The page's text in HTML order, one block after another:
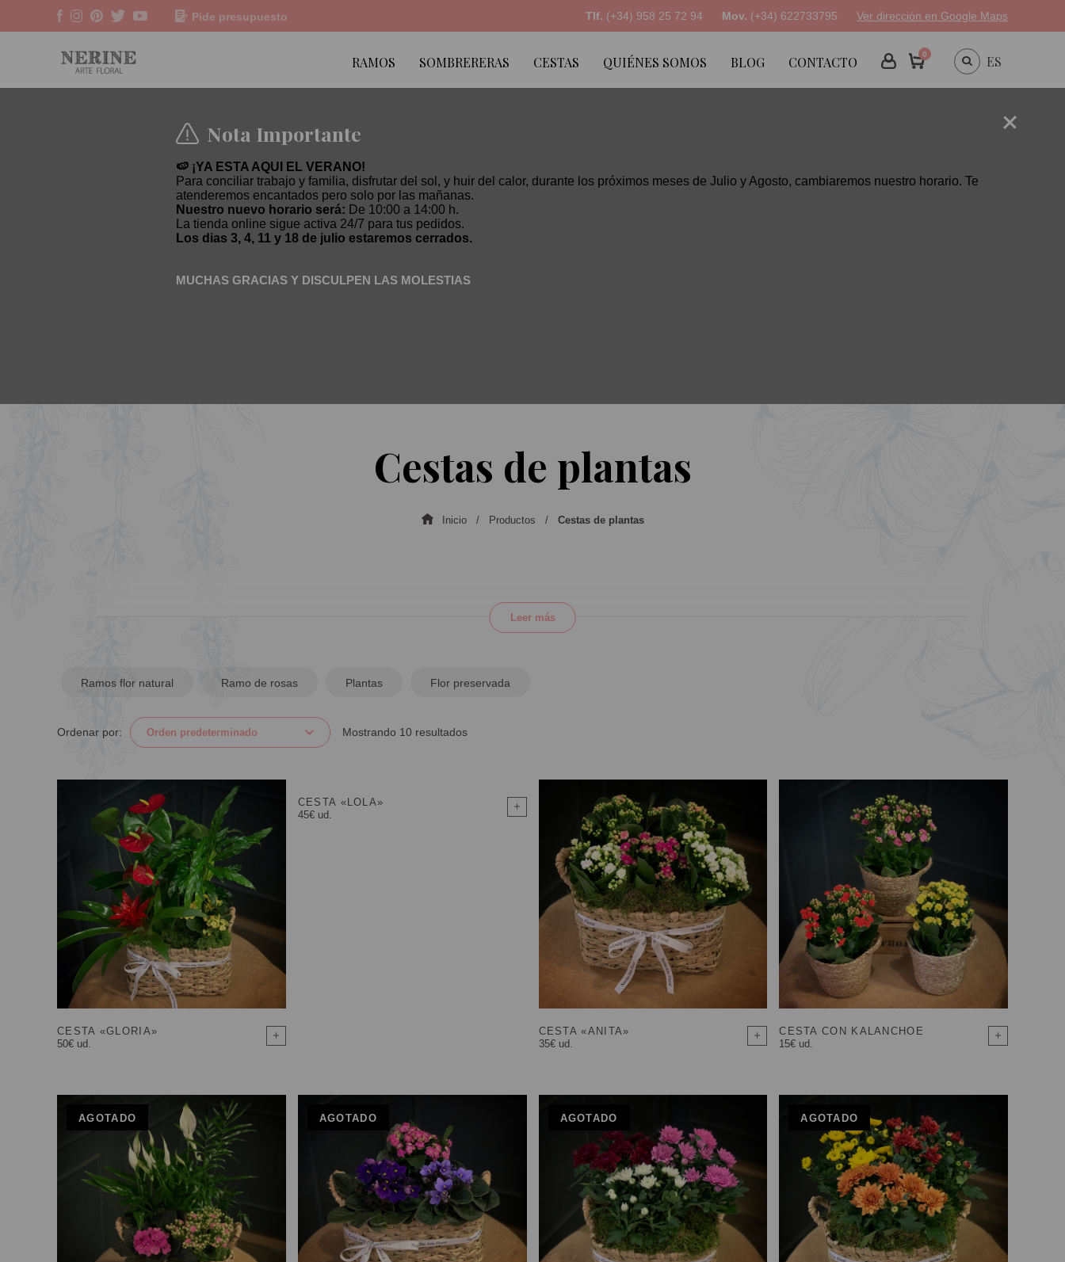
Pide presupuesto Tlf. (+34) 958 25 72 94 Mov. (+34) 622733795 Ver dirección en Google Maps
RAMOS SOMBRERERAS CESTAS QUIÉNES SOMOS BLOG CONTACTO 0 ES
Nota Importante
🍉 ¡YA ESTA AQUI EL VERANO!
Para conciliar trabajo y familia, disfrutar del sol, y huir del calor, durante los próximos meses de Julio y Agosto, cambiaremos nuestro horario. Te
atenderemos encantados pero solo por las mañanas.
Nuestro nuevo horario será: De 10:00 a 14:00 h.
La tienda online sigue activa 24/7 para tus pedidos.
Los dias 3, 4, 11 y 18 de julio estaremos cerrados.
MUCHAS GRACIAS Y DISCULPEN LAS MOLESTIAS
Cestas de plantas
Inicio Productos Cestas de plantas
Leer más
Ramos flor natural Ramo de rosas Plantas Flor preservada
Ordenar por: Mostrando 10 resultados
CESTA «GLORIA»
50€ ud.
CESTA «LOLA»
45€ ud.
CESTA «ANITA»
35€ ud.
CESTA CON KALANCHOE
15€ ud.
AGOTADO AGOTADO AGOTADO AGOTADO